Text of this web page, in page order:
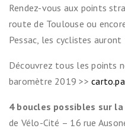
Rendez-vous aux points
route de Toulouse ou
Pessac, les cyclistes
Découvrez tous les points
baromètre 2019 >>
4 boucles possibles sur
de Vélo-Cité – 16 rue